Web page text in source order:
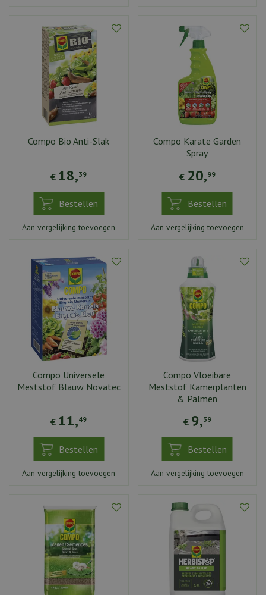
Compo Bio Anti-Slak
€ 18,39
Bestellen
Aan vergelijking toevoegen
Compo Karate Garden
Spray
€ 20,99
Bestellen
Aan vergelijking toevoegen
Compo Universele
Meststof Blauw Novatec
€ 11,49
Bestellen
Aan vergelijking toevoegen
Compo Vloeibare
Meststof Kamerplanten
& Palmen
€ 9,39
Bestellen
Aan vergelijking toevoegen